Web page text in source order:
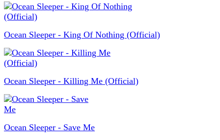
Ocean Sleeper - King Of Nothing (Official)
Ocean Sleeper - Killing Me (Official)
Ocean Sleeper - Save Me